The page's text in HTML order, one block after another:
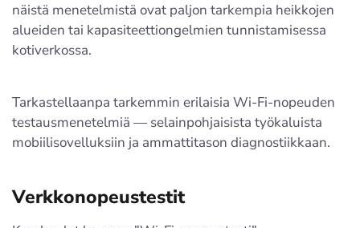
näistä menetelmistä ovat paljon tarkempia heikkojen
alueiden tai kapasiteettiongelmien tunnistamisessa
kotiverkossa.
Tarkastellaanpa tarkemmin erilaisia Wi-Fi-nopeuden
testausmenetelmiä — selainpohjaisista työkaluista
mobiilisovelluksiin ja ammattitason diagnostiikkaan.
Verkkonopeustestit